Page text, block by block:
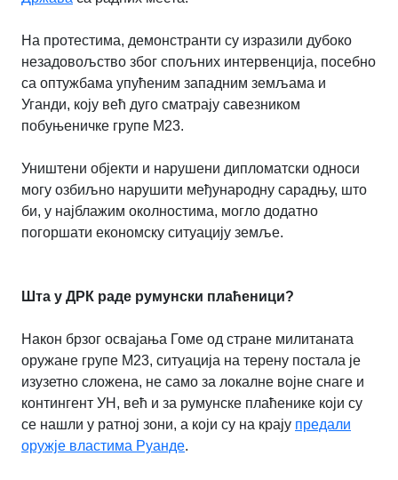
На протестима, демонстранти су изразили дубоко
незадовољство због спољних интервенција, посебно
са оптужбама упућеним западним земљама и
Уганди, коју већ дуго сматрају савезником
побуњеничке групе М23.
Уништени објекти и нарушени дипломатски односи
могу озбиљно нарушити међународну сарадњу, што
би, у најблажим околностима, могло додатно
погоршати економску ситуацију земље.
Шта у ДРК раде румунски плаћеници?
Након брзог освајања Гоме од стране милитаната
оружане групе М23, ситуација на терену постала је
изузетно сложена, не само за локалне војне снаге и
контингент УН, већ и за румунске плаћенике који су
се нашли у ратној зони, а који су на крају предали
оружје властима Руанде.